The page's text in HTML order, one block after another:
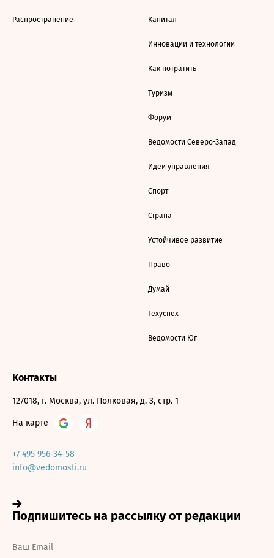
Распространение Капитал
Инновации и технологии
Как потратить
Туризм
Форум
Ведомости Северо-Запад
Идеи управления
Спорт
Страна
Устойчивое развитие
Право
Думай
Техуспех
Ведомости Юг
Контакты
127018, г. Москва, ул. Полковая, д. 3, стр. 1
На карте
+7 495 956-34-58
info@vedomosti.ru